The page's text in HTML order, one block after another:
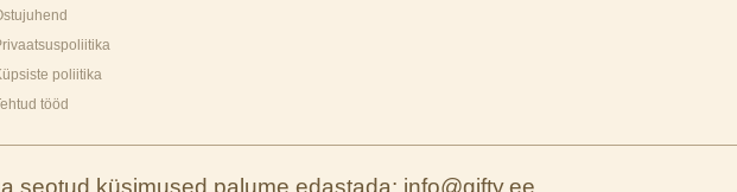
poliitika
tööd
seotud küsimused palume edastada: info@gifty.ee